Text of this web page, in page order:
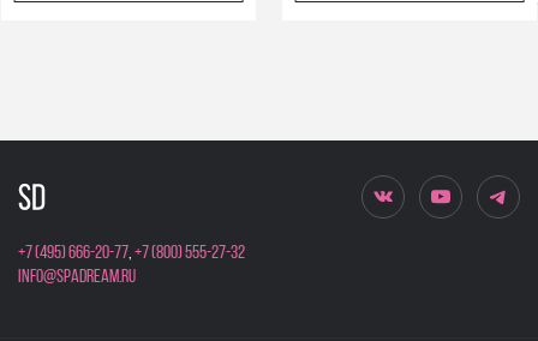
+7 (495) 666-20-77,+7 (800) 555-27-32
info@spadream.ru